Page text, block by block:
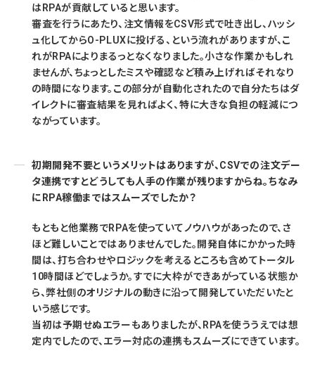
はRPAが貢献していると思います。
審査を行うにあたり、注文情報をCSV形式で吐き出し、ハッシ
ュ化してからO-PLUXに投げる、という流れがありますが、こ
れがRPAによりまるっとなくなりました。小さな作業かもしれ
ませんが、ちょっとしたミスや確認など積み上げればそれなり
の時間になります。この部分が自動化されたので自分たちはダ
イレクトに審査結果を見ればよく、特に大きな負担の軽減につ
ながっています。
初期開発不要というメリットはありますが、CSVでの注文デー
タ連携ですとどうしても人手の作業が残りますからね。ちなみ
にRPA稼働まではスムーズでしたか？
もともと他業務でRPAを使っていてノウハウがあったので、さ
ほど難しいことではありませんでした。開発自体にかかった時
間は、打ち合わせやロジックを考えるところも含めてトータル
10時間ほどでしょうか。すでに大枠ができあがっている状態か
ら、弊社側のオリジナルの動きに沿って開発していただいたと
いう感じです。
当初は予期せぬエラーもありましたが、RPAを使ううえでは想
定内でしたので、エラー対応の連携もスムーズにできています。